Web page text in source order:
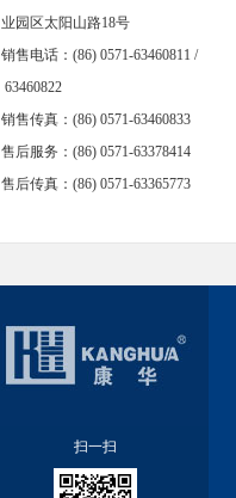
业园区太阳山路18号
销售电话：(86) 0571-63460811 /
63460822
销售传真：(86) 0571-63460833
售后服务：(86) 0571-63378414
售后传真：(86) 0571-63365773
扫一扫